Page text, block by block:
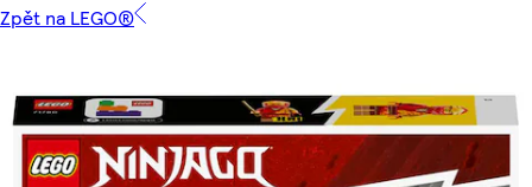
Zpět na LEGO®